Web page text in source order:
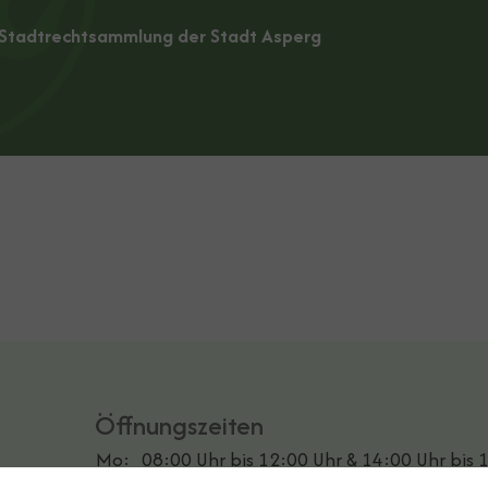
der Stadt Asperg
Öffnungszeiten
Mo: 08:00 Uhr bis 12:00 Uhr & 14:00 Uhr bis